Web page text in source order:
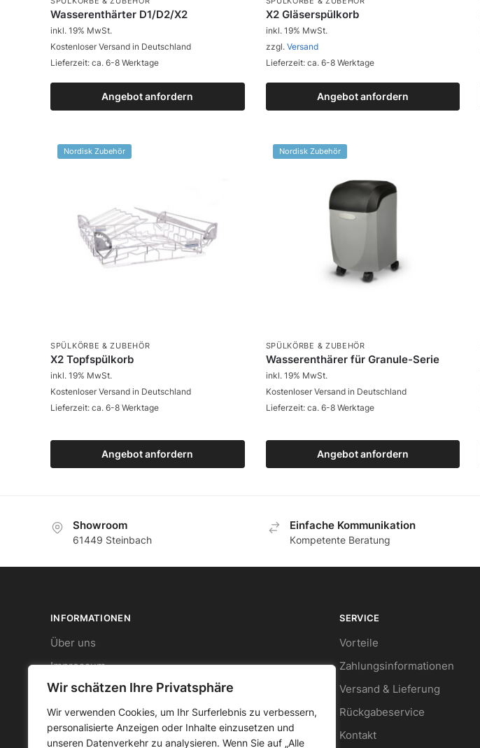
Wir schätzen Ihre Privatsphäre
Wir verwenden Cookies, um Ihr Surferlebnis zu verbessern,
personalisierte Anzeigen oder Inhalte einzusetzen und
unseren Datenverkehr zu analysieren. Wenn Sie auf „Alle
Wasserenthärter D1/D2/X2
Zum Produkt
Angebot anfordern
inkl. 19% MwSt.
Kostenloser Versand in Deutschland
Lieferzeit: ca. 6-8 Werktage
X2 Gläserspülkorb
Zum Produkt
Angebot anfordern
inkl. 19% MwSt.
zzgl. Versand
Lieferzeit: ca. 6-8 Werktage
Nordisk Zubehör
SPÜLKÖRBE & ZUBEHÖR
X2 Topfspülkorb
Zum Produkt
Angebot anfordern
inkl. 19% MwSt.
Kostenloser Versand in Deutschland
Lieferzeit: ca. 6-8 Werktage
Nordisk Zubehör
SPÜLKÖRBE & ZUBEHÖR
Wasserenthärer für Granule-Serie
Zum Produkt
Angebot anfordern
inkl. 19% MwSt.
Kostenloser Versand in Deutschland
Lieferzeit: ca. 6-8 Werktage
Showroom
61449 Steinbach
Еinfache Kommunikation
Кompetente Beratung
INFORMATIONEN
Über uns
Impressum
Datenschutz
AGB
Widerrufsbelehrung
SERVICE
Vorteile
Zahlungsinformationen
Versand & Lieferung
Rückgabeservice
Kontakt